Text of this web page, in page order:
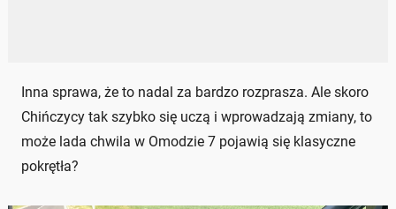
Inna sprawa, że to nadal za bardzo rozprasza. Ale skoro
Chińczycy tak szybko się uczą i wprowadzają zmiany, to
może lada chwila w Omodzie 7 pojawią się klasyczne
pokrętła?